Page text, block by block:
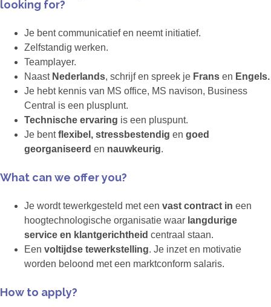
looking for?
Je bent communicatief en neemt initiatief.
Zelfstandig werken.
Teamplayer.
Naast Nederlands, schrijf en spreek je Frans en Engels.
Je hebt kennis van MS office, MS navison, Business
Central is een plusplunt.
Technische ervaring is een pluspunt.
Je bentflexibel, stressbestendig en goed
georganiseerd en nauwkeurig.
What can we offer you?
Je wordt tewerkgesteld met een vast contract in een
hoogtechnologische organisatie waar langdurige
service en klantgerichtheid centraal staan.
Een voltijdse tewerkstelling. Je inzet en motivatie
worden beloond met een marktconform salaris.
How to apply?